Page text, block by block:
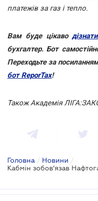
платежів за газ і тепло.
Вам буде цікаво
бухгалтер. Бот
Переходьте за
бот ReporTax!
Також Академія
Головна / Новини /